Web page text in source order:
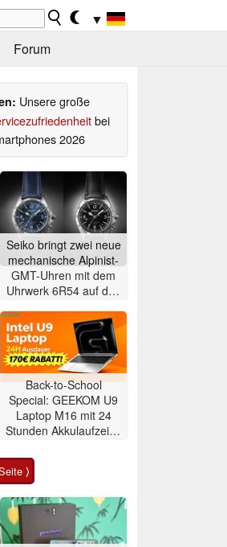
▼
Forum
Unsere große
bei
2026
Seiko bringt zwei neue
mechanische Alpinist-
GMT-Uhren mit dem
Uhrwerk 6R54 auf den
Back-to-School
Special: GEEKOM U9
Laptop M16 mit 24
Stunden Akkulaufzeit –
⟩